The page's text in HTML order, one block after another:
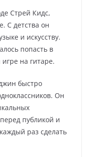
Стрей Кидс,
С детства он
и искусству.
попасть в
на гитаре.
быстро
Он
публикой и
раз сделать